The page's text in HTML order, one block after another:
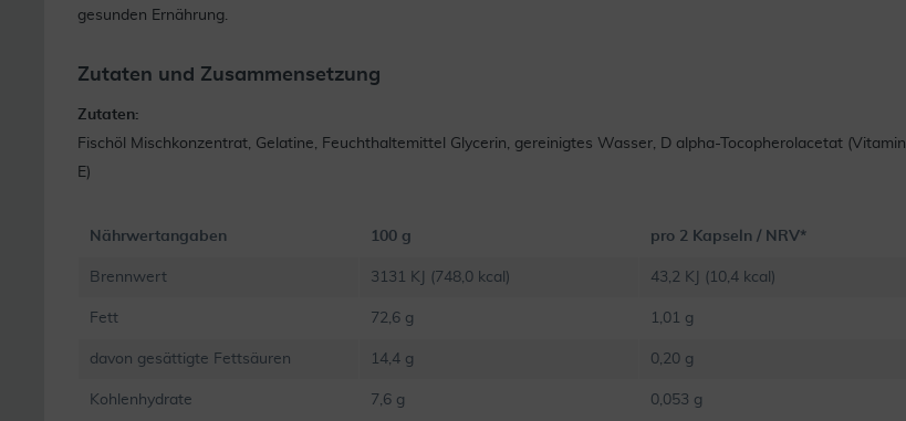
gesunden Ernährung.
Zutaten und Zusammensetzung
Zutaten:
Fischöl Mischkonzentrat, Gelatine, Feuchthaltemittel Glycerin, gereinigtes Wasser, D alpha-Tocopherolacetat (Vitamin
E)
Nährwertangaben 100 g pro 2 Kapseln / NRV*
Brennwert 3131 KJ (748,0 kcal) 43,2 KJ (10,4 kcal)
Fett 72,6 g 1,01 g
davon gesättigte Fettsäuren 14,4 g 0,20 g
Kohlenhydrate 7,6 g 0,053 g